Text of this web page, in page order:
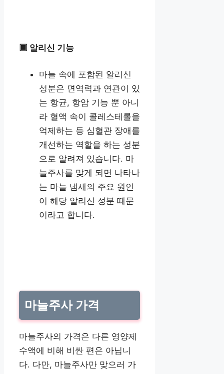
▣ 알리신 기능
마늘 속에 포함된 알리신
성분은 면역력과 연관이 있
는 항균, 항암 기능 뿐 아니
라 혈액 속이 콜레스테롤을
억제하는 등 심혈관 장애를
개선하는 역할을 하는 성분
으로 알려져 있습니다. 마
늘주사를 맞게 되면 나타나
는 마늘 냄새의 주요 원인
이 해당 알리신 성분 때문
이라고 합니다.
마늘주사 가격
마늘주사의 가격은 다른 영양제
수액에 비해 비싼 편은 아닙니
다. 다만, 마늘주사만 맞으러 가